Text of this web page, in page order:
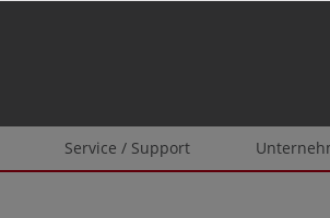
Service / Support